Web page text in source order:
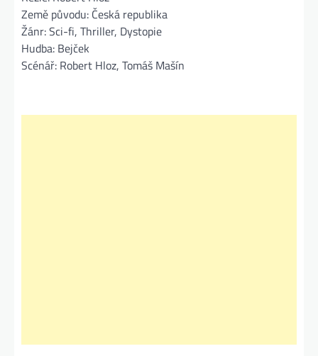
Země původu: Česká republika
Žánr: Sci-fi, Thriller, Dystopie
Hudba: Bejček
Scénář: Robert Hloz, Tomáš Mašín